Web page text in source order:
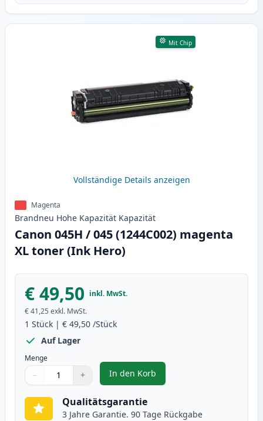
Mit Chip
Vollständige Details anzeigen
Magenta
Brandneu Hohe Kapazität Kapazität
Canon 045H / 045 (1244C002) magenta
XL toner (Ink Hero)
€ 49,50 inkl. MwSt.
€ 41,25 exkl. MwSt.
1 Stück | € 49,50 /Stück
Auf Lager
Menge
Verwenden Sie die Tasten, um anzupassen
− +
1
In den Korb
, Canon 045H / 045 (1244C002)
Qualitätsgarantie
3 Jahre Garantie. 90 Tage Rückgabe